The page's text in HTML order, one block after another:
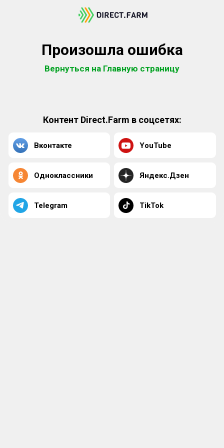
Произошла ошибка
Вернуться на Главную страницу
Контент Direct.Farm в соцсетях:
Вконтакте YouTube
Одноклассники Яндекс.Дзен
Telegram TikTok